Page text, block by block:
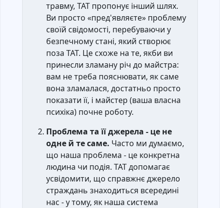
травму, ТАТ пропонує інший шлях.
Ви просто «пред'являєте» проблему
своїй свідомості, перебуваючи у
безпечному стані, який створює
поза ТАТ. Це схоже на те, якби ви
принесли зламану річ до майстра:
вам не треба пояснювати, як саме
вона зламалася, достатньо просто
показати її, і майстер (ваша власна
психіка) почне роботу.
Проблема та її джерела - це не
одне й те саме. Часто ми думаємо,
що наша проблема - це конкретна
людина чи подія. ТАТ допомагає
усвідомити, що справжнє джерело
страждань знаходиться всередині
нас - у тому, як наша система